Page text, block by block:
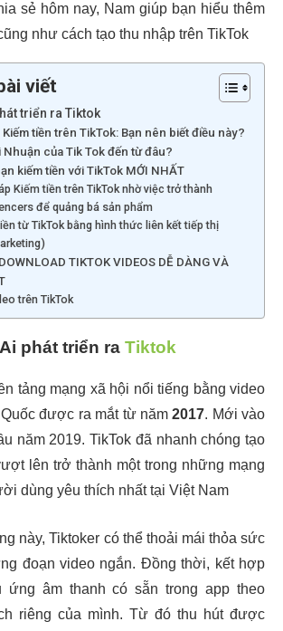
sẻ hôm nay, Nam giúp bạn hiểu thêm
như cách tạo thu nhập trên TikTok
viết
triển ra Tiktok
tiền trên TikTok: Bạn nên biết điều này?
Nhuận của Tik Tok đến từ đâu?
kiếm tiền với TikTok MỚI NHẤT
Kiếm tiền trên TikTok nhờ việc trở thành
để quảng bá sản phẩm
từ TikTok bằng hình thức liên kết tiếp thị
TIKTOK VIDEOS DỄ DÀNG VÀ
trên TikTok
phát triển ra Tiktok
tảng mạng xã hội nổi tiếng bằng video
được ra mắt từ năm2017. Mới vào
năm 2019. TikTok đã nhanh chóng tạo
lên trở thành một trong những mạng
dùng yêu thích nhất tại Việt Nam
này, Tiktoker có thể thoải mái thỏa sức
đoạn video ngắn. Đồng thời, kết hợp
ứng âm thanh có sẵn trong app theo
riêng của mình. Từ đó thu hút được